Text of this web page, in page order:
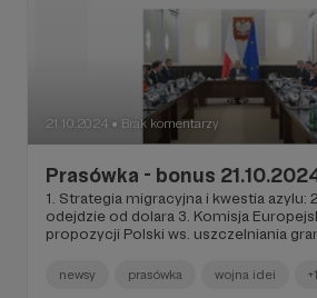
21.10.2024 ● Brak komentarzy
Prasówka - bonus
1. Strategia migracyjna i kwestia azylu:
odejdzie od dolara 3. Komisja
propozycji Polski ws. uszczelniania
kontrole: 5. Kryzys budżetu NFZ: 6.
Boks wypada z Olimpiady: 8. Polska z
newsy prasówka wojna idei +1